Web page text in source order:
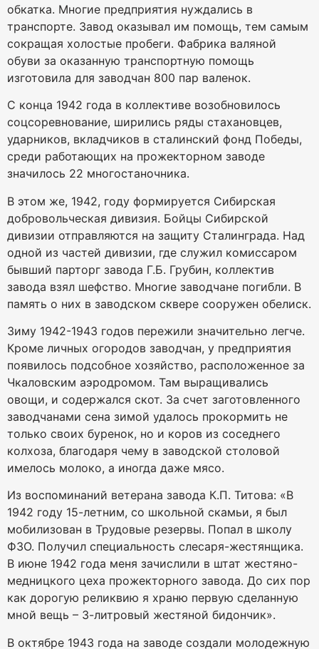
обкатка. Многие предприятия нуждались в
транспорте. Завод оказывал им помощь, тем самым
сокращая холостые пробеги. Фабрика валяной
обуви за оказанную транспортную помощь
изготовила для заводчан 800 пар валенок.
С конца 1942 года в коллективе возобновилось
соцсоревнование, ширились ряды стахановцев,
ударников, вкладчиков в сталинский фонд Победы,
среди работающих на прожекторном заводе
значилось 22 многостаночника.
В этом же, 1942, году формируется Сибирская
добровольческая дивизия. Бойцы Сибирской
дивизии отправляются на защиту Сталинграда. Над
одной из частей дивизии, где служил комиссаром
бывший парторг завода Г.Б. Грубин, коллектив
завода взял шефство. Многие заводчане погибли. В
память о них в заводском сквере сооружен обелиск.
Зиму 1942-1943 годов пережили значительно легче.
Кроме личных огородов заводчан, у предприятия
появилось подсобное хозяйство, расположенное за
Чкаловским аэродромом. Там выращивались
овощи, и содержался скот. За счет заготовленного
заводчанами сена зимой удалось прокормить не
только своих буренок, но и коров из соседнего
колхоза, благодаря чему в заводской столовой
имелось молоко, а иногда даже мясо.
Из воспоминаний ветерана завода К.П. Титова: «В
1942 году 15-летним, со школьной скамьи, я был
мобилизован в Трудовые резервы. Попал в школу
ФЗО. Получил специальность слесаря-жестянщика.
В июне 1942 года меня зачислили в штат жестяно-
медницкого цеха прожекторного завода. До сих пор
как дорогую реликвию я храню первую сделанную
мной вещь – 3-литровый жестяной бидончик».
В октябре 1943 года на заводе создали молодежную